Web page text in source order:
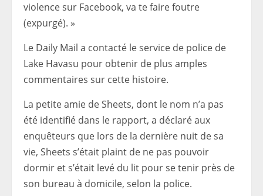
violence sur Facebook, va te faire foutre
(expurgé). »
Le Daily Mail a contacté le service de police de
Lake Havasu pour obtenir de plus amples
commentaires sur cette histoire.
La petite amie de Sheets, dont le nom n’a pas
été identifié dans le rapport, a déclaré aux
enquêteurs que lors de la dernière nuit de sa
vie, Sheets s’était plaint de ne pas pouvoir
dormir et s’était levé du lit pour se tenir près de
son bureau à domicile, selon la police.